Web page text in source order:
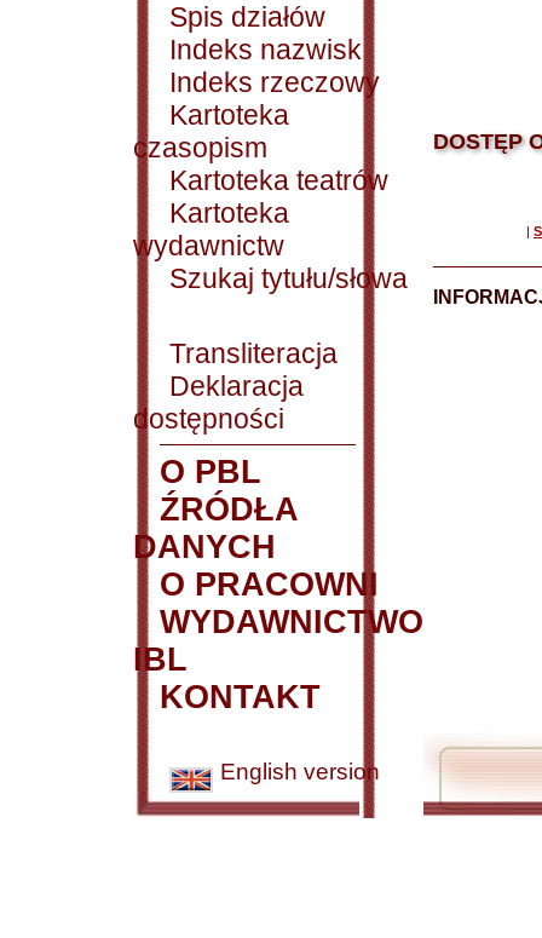
Spis działów
Indeks nazwisk
Indeks rzeczowy
Kartoteka
czasopism
Kartoteka teatrów
Kartoteka
wydawnictw
Szukaj tytułu/słowa
Transliteracja
Deklaracja
dostępności
O PBL
ŹRÓDŁA
DANYCH
O PRACOWNI
WYDAWNICTWO
IBL
KONTAKT
English version
DOSTĘP
|